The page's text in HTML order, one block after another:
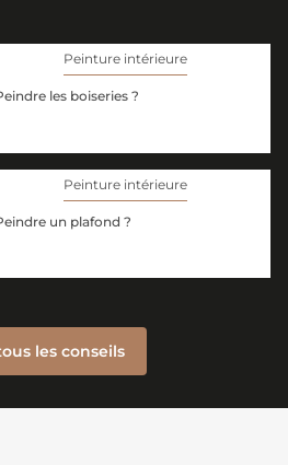
Peinture intérieure
les boiseries ?
Peinture intérieure
un plafond ?
les conseils